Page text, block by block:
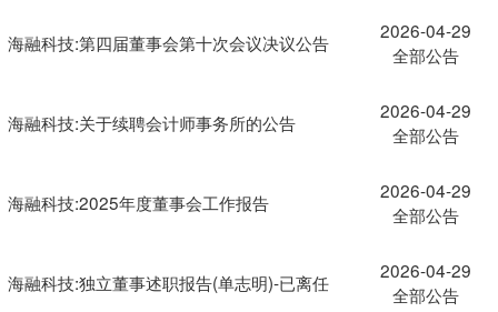
海融科技:第四届董事会第十次会议决议公告
2026-04-29
全部公告
海融科技:关于续聘会计师事务所的公告
2026-04-29
全部公告
海融科技:2025年度董事会工作报告
2026-04-29
全部公告
海融科技:独立董事述职报告(单志明)-已离任
2026-04-29
全部公告